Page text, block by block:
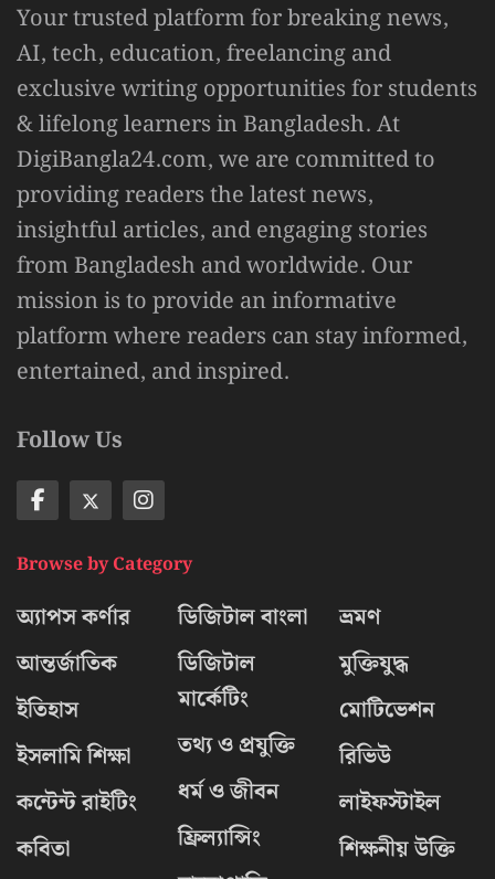
Your trusted platform for breaking news,
AI, tech, education, freelancing and
exclusive writing opportunities for students
& lifelong learners in Bangladesh. At
DigiBangla24.com, we are committed to
providing readers the latest news,
insightful articles, and engaging stories
from Bangladesh and worldwide. Our
mission is to provide an informative
platform where readers can stay informed,
entertained, and inspired.
Follow Us
Browse by Category
অ্যাপস কর্ণার
আন্তর্জাতিক
ইতিহাস
ইসলামি শিক্ষা
কন্টেন্ট রাইটিং
কবিতা
ডিজিটাল বাংলা
ডিজিটাল
মার্কেটিং
তথ্য ও প্রযুক্তি
ধর্ম ও জীবন
ফ্রিল্যান্সিং
ভ্রমণ
মুক্তিযুদ্ধ
মোটিভেশন
রিভিউ
লাইফস্টাইল
শিক্ষনীয় উক্তি